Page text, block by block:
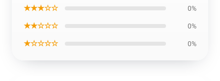
★★★☆☆ 0%
★★☆☆☆ 0%
★☆☆☆☆ 0%